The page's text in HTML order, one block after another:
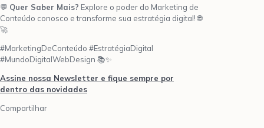
💬 Quer Saber Mais? Explore o poder do Marketing de
Conteúdo conosco e transforme sua estratégia digital! 🌐
🚀
#MarketingDeConteúdo #EstratégiaDigital
#MundoDigitalWebDesign 📚✨
Assine nossa Newsletter e fique sempre por
dentro das novidades
Compartilhar